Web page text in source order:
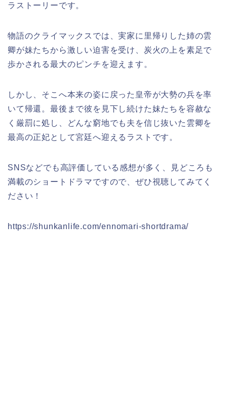
ラストーリーです。
物語のクライマックスでは、実家に里帰りした姉の雲
卿が妹たちから激しい迫害を受け、炭火の上を素足で
歩かされる最大のピンチを迎えます。
しかし、そこへ本来の姿に戻った皇帝が大勢の兵を率
いて帰還。最後まで彼を見下し続けた妹たちを容赦な
く厳罰に処し、どんな窮地でも夫を信じ抜いた雲卿を
最高の正妃として宮廷へ迎えるラストです。
SNSなどでも高評価している感想が多く、見どころも
満載のショートドラマですので、ぜひ視聴してみてく
ださい！
https://shunkanlife.com/ennomari-shortdrama/